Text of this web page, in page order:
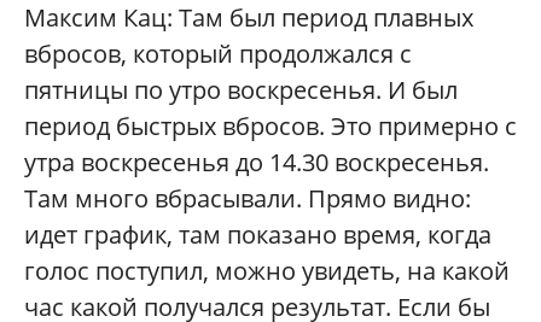
Максим Кац: Там был период плавных
вбросов, который продолжался с
пятницы по утро воскресенья. И был
период быстрых вбросов. Это примерно с
утра воскресенья до 14.30 воскресенья.
Там много вбрасывали. Прямо видно:
идет график, там показано время, когда
голос поступил, можно увидеть, на какой
час какой получался результат. Если бы